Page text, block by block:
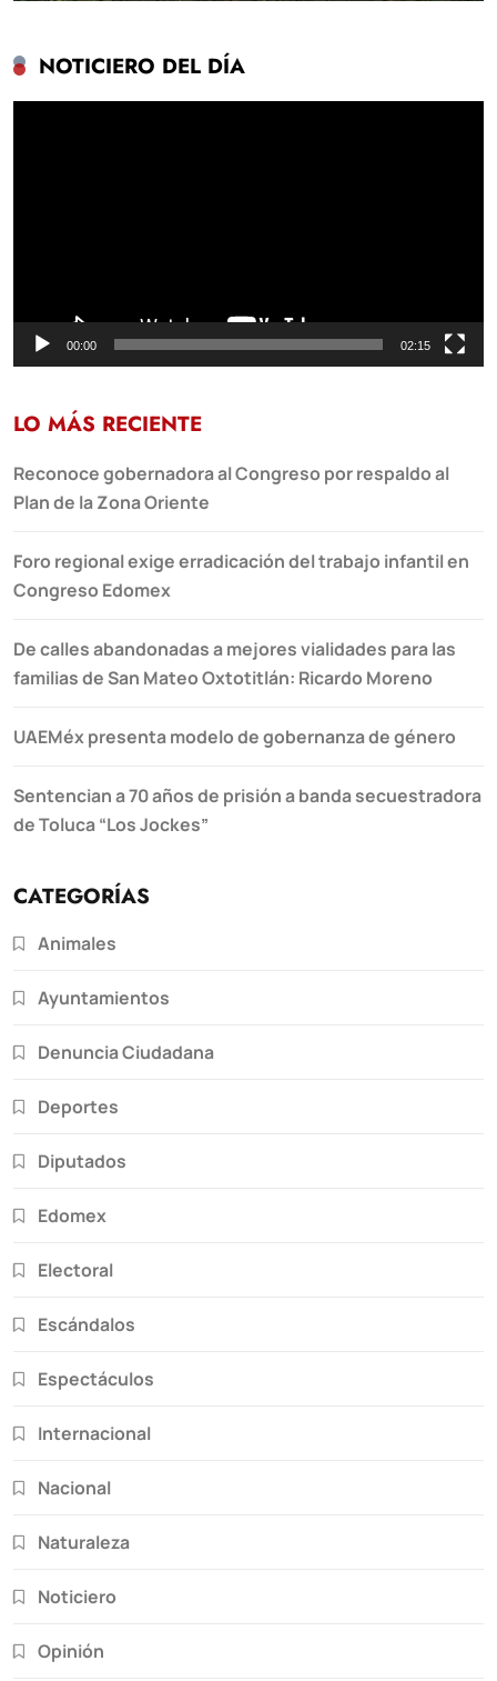
NOTICIERO DEL DÍA
00:00 02:15
LO MÁS RECIENTE
Reconoce gobernadora al Congreso por respaldo al
Plan de la Zona Oriente
Foro regional exige erradicación del trabajo infantil en
Congreso Edomex
De calles abandonadas a mejores vialidades para las
familias de San Mateo Oxtotitlán: Ricardo Moreno
UAEMéx presenta modelo de gobernanza de género
Sentencian a 70 años de prisión a banda secuestradora
de Toluca “Los Jockes”
CATEGORÍAS
Animales
Ayuntamientos
Denuncia Ciudadana
Deportes
Diputados
Edomex
Electoral
Escándalos
Espectáculos
Internacional
Nacional
Naturaleza
Noticiero
Opinión